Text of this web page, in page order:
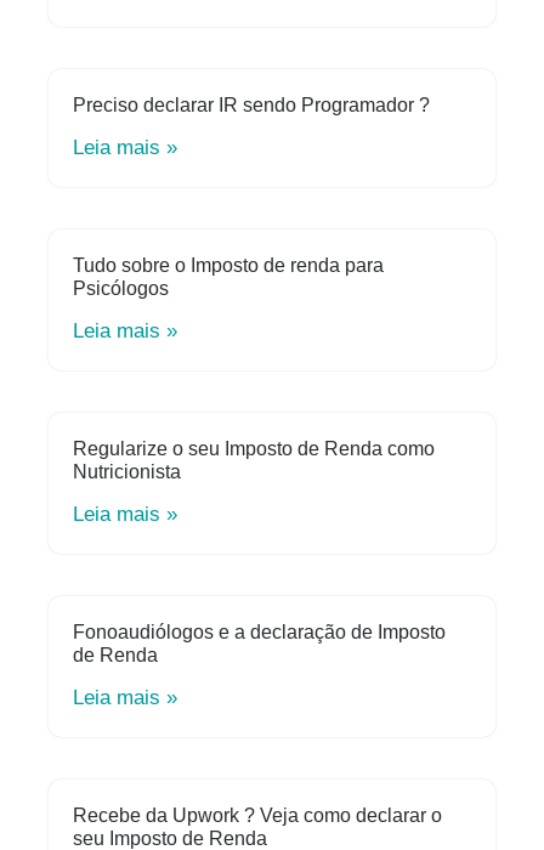
Preciso declarar IR sendo Programador ?
Leia mais »
Tudo sobre o Imposto de renda para
Psicólogos
Leia mais »
Regularize o seu Imposto de Renda como
Nutricionista
Leia mais »
Fonoaudiólogos e a declaração de Imposto
de Renda
Leia mais »
Recebe da Upwork ? Veja como declarar o
seu Imposto de Renda